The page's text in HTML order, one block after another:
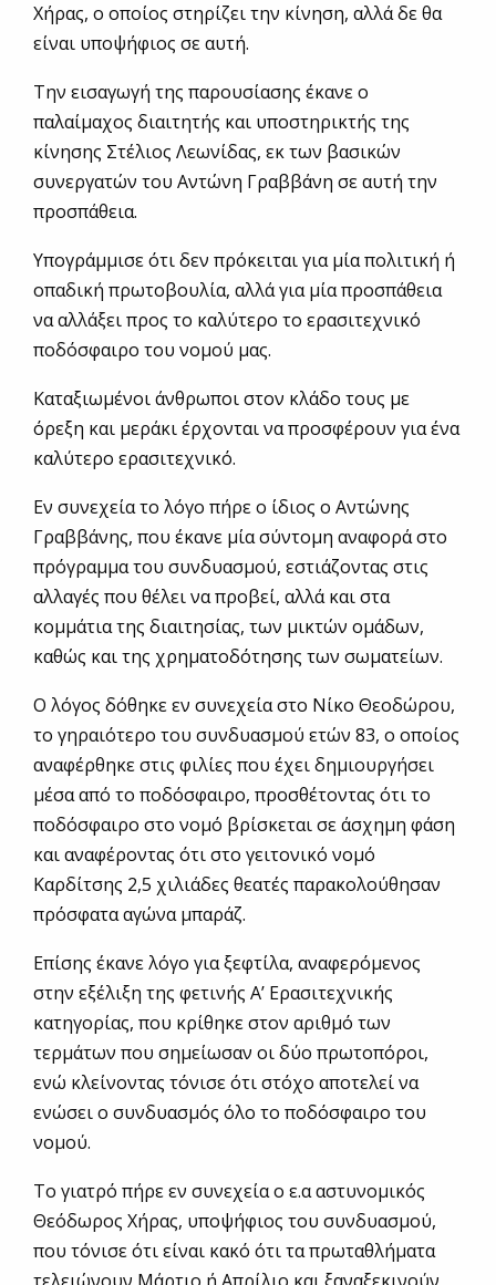
Χήρας, ο οποίος στηρίζει την κίνηση, αλλά δε θα
είναι υποψήφιος σε αυτή.
Την εισαγωγή της παρουσίασης έκανε ο
παλαίμαχος διαιτητής και υποστηρικτής της
κίνησης Στέλιος Λεωνίδας, εκ των βασικών
συνεργατών του Αντώνη Γραββάνη σε αυτή την
προσπάθεια.
Υπογράμμισε ότι δεν πρόκειται για μία πολιτική ή
οπαδική πρωτοβουλία, αλλά για μία προσπάθεια
να αλλάξει προς το καλύτερο το ερασιτεχνικό
ποδόσφαιρο του νομού μας.
Καταξιωμένοι άνθρωποι στον κλάδο τους με
όρεξη και μεράκι έρχονται να προσφέρουν για ένα
καλύτερο ερασιτεχνικό.
Εν συνεχεία το λόγο πήρε ο ίδιος ο Αντώνης
Γραββάνης, που έκανε μία σύντομη αναφορά στο
πρόγραμμα του συνδυασμού, εστιάζοντας στις
αλλαγές που θέλει να προβεί, αλλά και στα
κομμάτια της διαιτησίας, των μικτών ομάδων,
καθώς και της χρηματοδότησης των σωματείων.
Ο λόγος δόθηκε εν συνεχεία στο Νίκο Θεοδώρου,
το γηραιότερο του συνδυασμού ετών 83, ο οποίος
αναφέρθηκε στις φιλίες που έχει δημιουργήσει
μέσα από το ποδόσφαιρο, προσθέτοντας ότι το
ποδόσφαιρο στο νομό βρίσκεται σε άσχημη φάση
και αναφέροντας ότι στο γειτονικό νομό
Καρδίτσης 2,5 χιλιάδες θεατές παρακολούθησαν
πρόσφατα αγώνα μπαράζ.
Επίσης έκανε λόγο για ξεφτίλα, αναφερόμενος
στην εξέλιξη της φετινής Α’ Ερασιτεχνικής
κατηγορίας, που κρίθηκε στον αριθμό των
τερμάτων που σημείωσαν οι δύο πρωτοπόροι,
ενώ κλείνοντας τόνισε ότι στόχο αποτελεί να
ενώσει ο συνδυασμός όλο το ποδόσφαιρο του
νομού.
Το γιατρό πήρε εν συνεχεία ο ε.α αστυνομικός
Θεόδωρος Χήρας, υποψήφιος του συνδυασμού,
που τόνισε ότι είναι κακό ότι τα πρωταθλήματα